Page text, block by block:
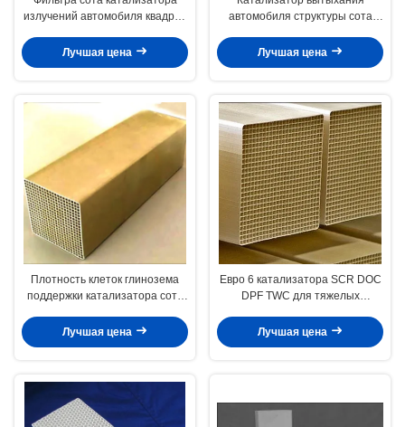
излучений автомобиля квадрат
керамического овальный
Лучшая цена
автомобиля структуры сота
кордиерита керамический
Лучшая цена
Плотность клеток глинозема
поддержки катализатора сота
Лучшая цена
Евро 6 катализатора SCR DOC
DPF TWC для тяжелых
кораблей
Лучшая цена